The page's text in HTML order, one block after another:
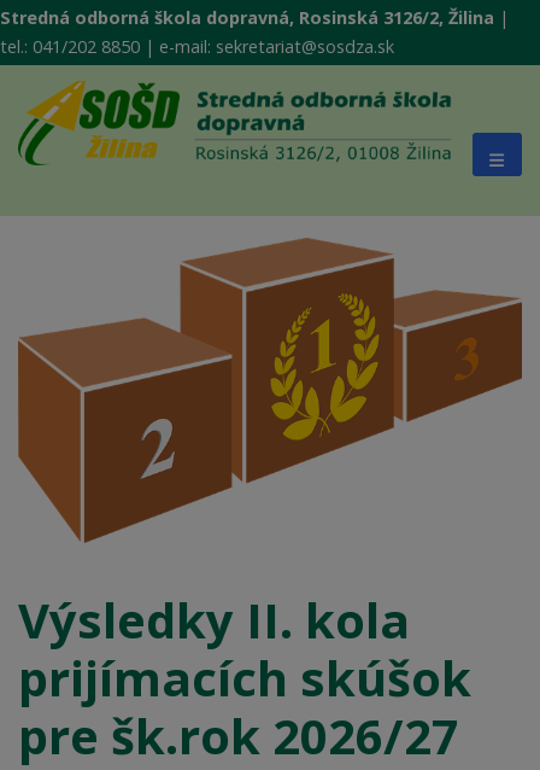
Stredná odborná škola dopravná, Rosinská 3126/2, Žilina |
tel.: 041/202 8850 | e-mail: sekretariat@sosdza.sk
Výsledky II. kola
prijímacích skúšok
pre šk.rok 2026/27